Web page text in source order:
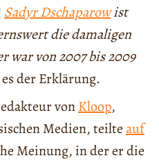
Sadyr Dschaparowist
die damaligen
war von 2007 bis 2009
der Erklärung.
vonKloop,
Medien, teilteauf
Meinung, in der er die